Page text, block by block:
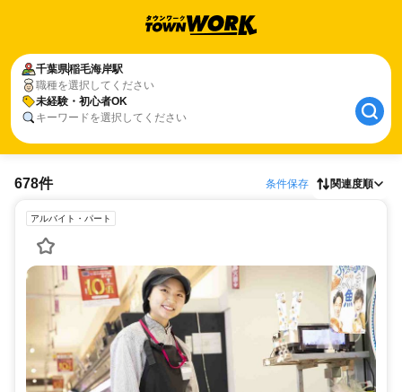
千葉県稲毛海岸駅
職種を選択してください
未経験・初心者OK
キーワードを選択してください
678件 条件保存 関連度順
アルバイト・パート